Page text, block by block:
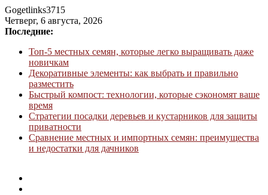
Gogetlinks3715
Четверг, 6 августа, 2026
Последние:
Топ-5 местных семян, которые легко выращивать даже
новичкам
Декоративные элементы: как выбрать и правильно
разместить
Быстрый компост: технологии, которые сэкономят ваше
время
Стратегии посадки деревьев и кустарников для защиты
приватности
Сравнение местных и импортных семян: преимущества
и недостатки для дачников